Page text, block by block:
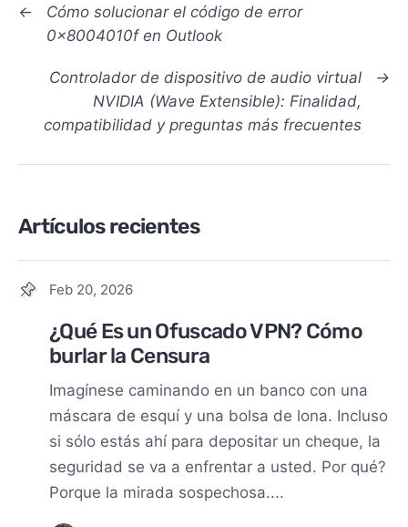
←
Cómo solucionar el código de error
0x8004010f en Outlook
→
Controlador de dispositivo de audio virtual
NVIDIA (Wave Extensible): Finalidad,
compatibilidad y preguntas más frecuentes
Artículos recientes
Feb 20, 2026
¿Qué Es un Ofuscado VPN? Cómo
burlar la Censura
Imagínese caminando en un banco con una
máscara de esquí y una bolsa de lona. Incluso
si sólo estás ahí para depositar un cheque, la
seguridad se va a enfrentar a usted. Por qué?
Porque la mirada sospechosa....